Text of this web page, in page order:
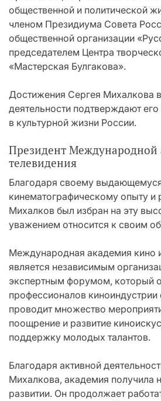
общественной и политической
членом Президиума Совета
общественной организации
председателем Центра
«Мастерская Булгакова».
Достижения Сергея Михалкова
деятельности подтверждают его
в культурной жизни России.
Президент Международной
телевидения
Благодаря своему
кинематографическому опыту и
Михалков был избран на эту
уважением относится к своим
Международная академия кино
является независимым
экспертным форумом, который
профессионалов
проводит множество
поощрение и развитие
поддержку молодых талантов.
Благодаря активной
Михалкова, академия получила
развитии. Он продолжает